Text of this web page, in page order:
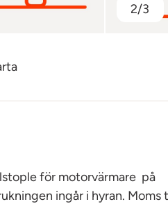
2/3
för motorvärmare på
ingår i hyran. Moms